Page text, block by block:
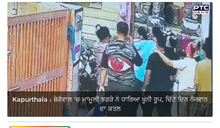
Kapurthala : ਬੇਗੋਵਾਲ 'ਚ ਮਾਮੂਲੀ ਝਗੜੇ ਨੇ ਧਾਰਿਆ ਖੂਨੀ ਰੂਪ, ਚਿੱਟੇ ਦਿਨ ਨੌਜਵਾਨ
ਦਾ ਕਤਲ